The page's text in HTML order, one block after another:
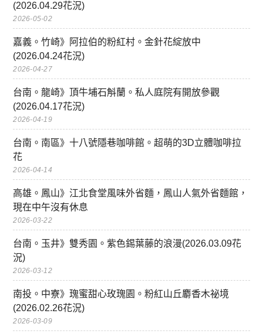
(2026.04.29花況)
2026-05-02
嘉義。竹崎》阿拉伯的粉紅村。金針花綻放中
(2026.04.24花況)
2026-04-27
台南。龍崎》頂牛埔石斛蘭。私人庭院有開放參觀
(2026.04.17花況)
2026-04-19
台南。南區》十八號隱巷咖啡館。超萌的3D立體咖啡拉
花
2026-04-14
高雄。鳳山》江北食堂風味外省麵，鳳山人氣外省麵館，
現在中午沒有休息
2026-03-22
台南。玉井》雙秀園。紫色錫葉藤的浪漫(2026.03.09花
況)
2026-03-12
南投。中寮》瑰蜜甜心玫瑰園。粉紅山丘麝香木祕境
(2026.02.26花況)
2026-03-09